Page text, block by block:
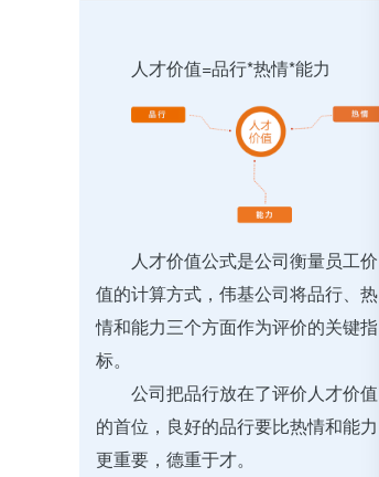
人才价值=品行*热情*能力
人才价值公式是公司衡量员工价
值的计算方式，伟基公司将品行、热
情和能力三个方面作为评价的关键指
标。
公司把品行放在了评价人才价值
的首位，良好的品行要比热情和能力
更重要，德重于才。